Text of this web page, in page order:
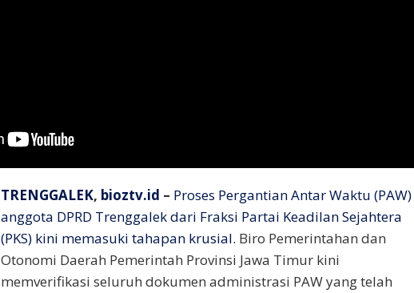
TRENGGALEK, bioztv.id – Proses Pergantian Antar Waktu (PAW)
anggota DPRD Trenggalek dari Fraksi Partai Keadilan Sejahtera
(PKS) kini memasuki tahapan krusial. Biro Pemerintahan dan
Otonomi Daerah Pemerintah Provinsi Jawa Timur kini
memverifikasi seluruh dokumen administrasi PAW yang telah